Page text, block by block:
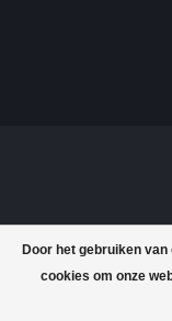
Door het gebruiken
cookies om onze
© Copyright 2026